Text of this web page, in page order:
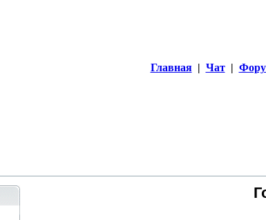
Главная | Чат |